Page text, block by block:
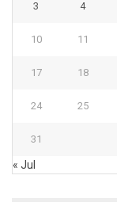
3 4
10 11
17 18
24 25
31
« Jul